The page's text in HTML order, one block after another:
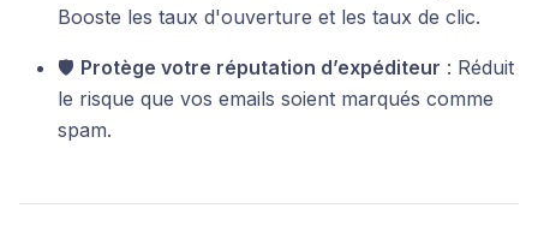
Booste les taux d'ouverture et les taux de clic.
🛡 Protège votre réputation d’expéditeur : Réduit
le risque que vos emails soient marqués comme
spam.